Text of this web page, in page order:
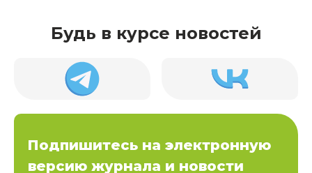
Будь в курсе новостей
Подпишитесь на электронную
версию журнала и новости